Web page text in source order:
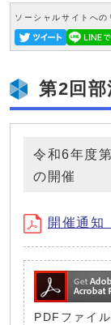
ソーシャルサイトへ
第2回
令和6年度
の開催
開催通知
PDFファイ